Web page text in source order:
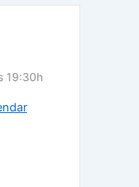
19:30h